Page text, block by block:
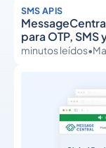
SMS APIS
para OTP,
minutos leídos•